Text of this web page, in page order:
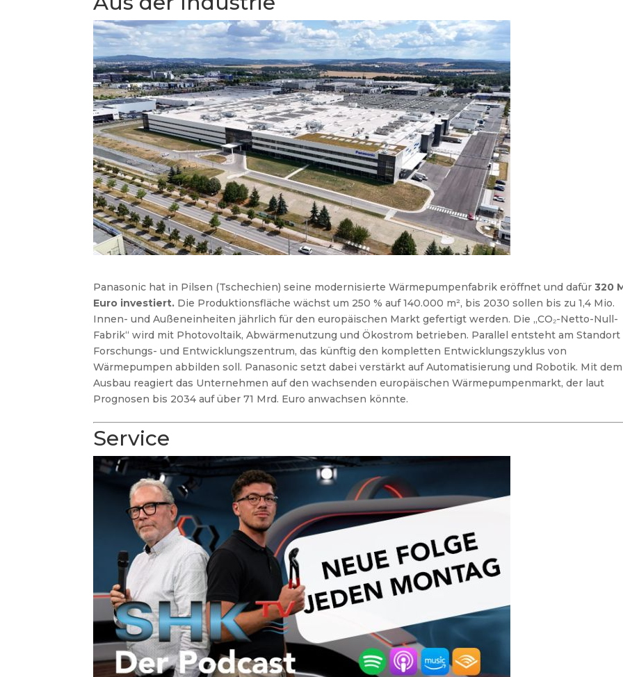
Panasonic hat in Pilsen (Tschechien) seine modernisierte Wärmepumpenfabrik eröffnet und dafür320
Euro investiert. Die Produktionsfläche wächst um 250 % auf 140.000 m², bis 2030 sollen bis zu 1,4 Mio.
Innen- und Außeneinheiten jährlich für den europäischen Markt gefertigt werden. Die „CO₂-Netto-Null-
Fabrik“ wird mit Photovoltaik, Abwärmenutzung und Ökostrom betrieben. Parallel entsteht am Standort
Forschungs- und Entwicklungszentrum, das künftig den kompletten Entwicklungszyklus von
Wärmepumpen abbilden soll. Panasonic setzt dabei verstärkt auf Automatisierung und Robotik. Mit dem
Ausbau reagiert das Unternehmen auf den wachsenden europäischen Wärmepumpenmarkt, der laut
Prognosen bis 2034 auf über 71 Mrd. Euro anwachsen könnte.
Service